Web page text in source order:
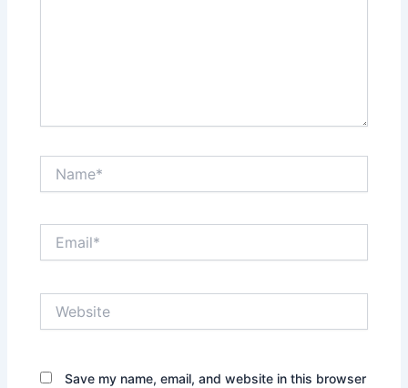
Save my name, email, and website in this browser